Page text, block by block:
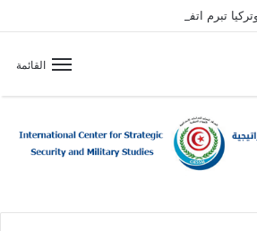
تبرم اتفاقية دفاع مشترك
القائمة